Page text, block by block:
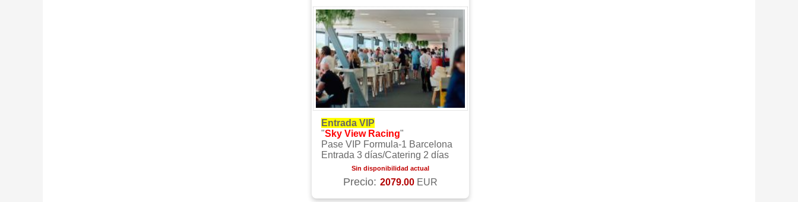
Entrada VIP
"Sky View Racing"
Pase VIP Formula-1 Barcelona
Entrada 3 días/Catering 2 días
Sin disponibilidad actual
Precio: 2079.00 EUR